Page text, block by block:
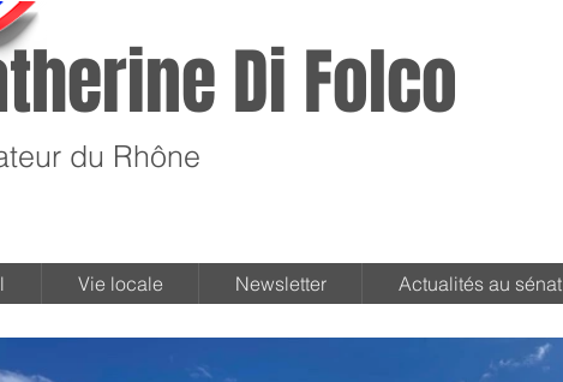
Di Folco
du Rhône
Vie locale Newsletter Actualités au sénat